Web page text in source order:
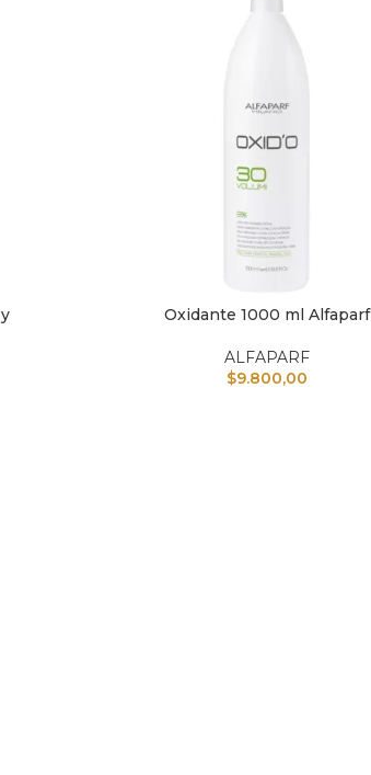
AÑADIR AL CARRITOOxidante 1000 ml Alfaparf
ALFAPARF
$9.800,00